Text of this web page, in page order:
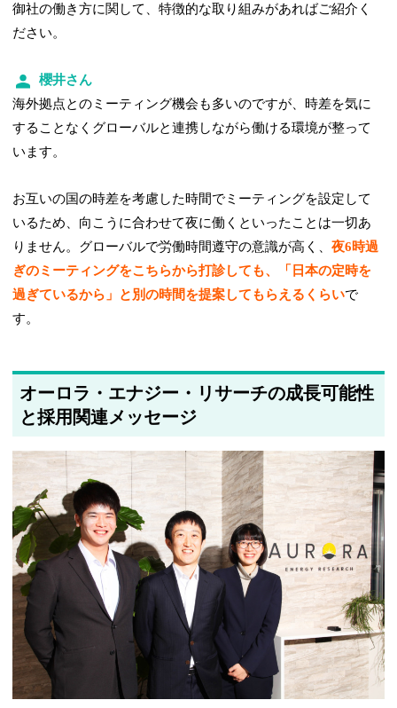
御社の働き方に関して、特徴的な取り組みがあればご紹介く
ださい。
櫻井さん
海外拠点とのミーティング機会も多いのですが、時差を気に
することなくグローバルと連携しながら働ける環境が整って
います。
お互いの国の時差を考慮した時間でミーティングを設定して
いるため、向こうに合わせて夜に働くといったことは一切あ
りません。グローバルで労働時間遵守の意識が高く、夜6時過
ぎのミーティングをこちらから打診しても、「日本の定時を
過ぎているから」と別の時間を提案してもらえるくらいで
す。
オーロラ・エナジー・リサーチの成長可能性
と採用関連メッセージ